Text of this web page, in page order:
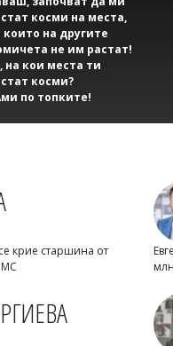
косми на места,
които на другите
не им растат!
на кои места ти
косми?
по топките!
крие старшина от